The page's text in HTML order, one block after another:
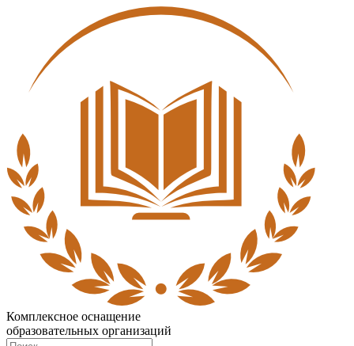
Комплексное оснащение
образовательных организаций